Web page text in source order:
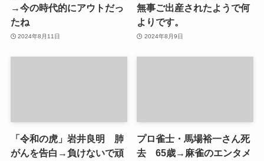
→今の時代的にアウトだっ
たね
2024年8月11日
無事ご出産されたようで何
よりです。
2024年8月9日
「令和の虎」岩井良明 肺
がんを告白→負けないで頑
プロ雀士・馬場裕一さん死
去 65歳→麻雀のエンタメ